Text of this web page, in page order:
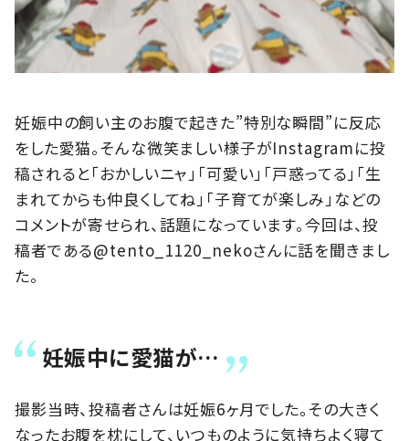
妊娠中の飼い主のお腹で起きた”特別な瞬間”に反応
をした愛猫。そんな微笑ましい様子がInstagramに投
稿されると「おかしいニャ」「可愛い」「戸惑ってる」「生
まれてからも仲良くしてね」「子育てが楽しみ」などの
コメントが寄せられ、話題になっています。今回は、投
稿者である@tento_1120_nekoさんに話を聞きまし
た。
妊娠中に愛猫が…
撮影当時、投稿者さんは妊娠6ヶ月でした。その大きく
なったお腹を枕にして、いつものように気持ちよく寝て